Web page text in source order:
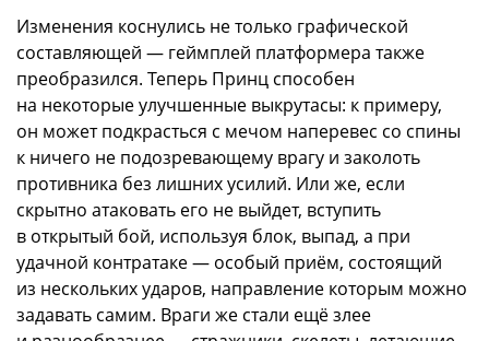
Изменения коснулись не только графической
составляющей — геймплей платформера также
преобразился. Теперь Принц способен
на некоторые улучшенные выкрутасы: к примеру,
он может подкрасться с мечом наперевес со спины
к ничего не подозревающему врагу и заколоть
противника без лишних усилий. Или же, если
скрытно атаковать его не выйдет, вступить
в открытый бой, используя блок, выпад, а при
удачной контратаке — особый приём, состоящий
из нескольких ударов, направление которым можно
задавать самим. Враги же стали ещё злее